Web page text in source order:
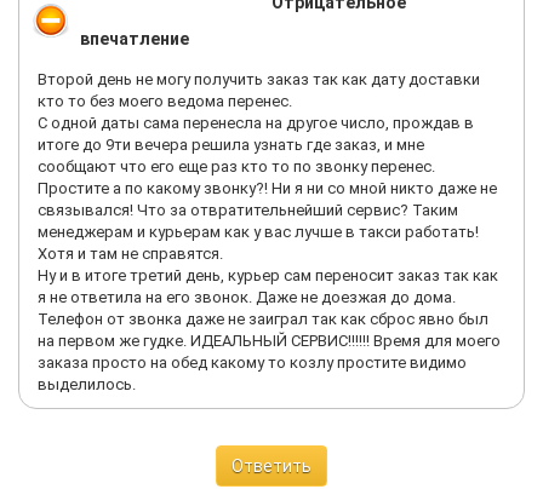
применении контрольно-кассовой техники при
осуществлении наличных денежных расчетов и расчетов с
№266 от 2004 г. , от продавца был получен категорический
отказ. Замечания покупателя,
что возврат товара будет произведен всего за несколько
дней до нового года а поступление денег на счет покупателя
только в середине января 2020 года, а подарок нужен к
Новому Году. остались без внимания. Более того обещания
менеджеров продавца, что возможно через несколько дней
после совещания у руководства компании они обязательно
позвонят покупателю и сообщат о принятом решении
остались не выполненными.
ППродавец нацелен только на получение прибыли любым
способом, даже и путем введения покупателя в заблуждение.
В дальнейшем не принимает никаких мер для урегулирования
конфликта и исправления своих ошибок.
Хуже чем интернет магазин Технопарк я никогда не встречал...
Перед покупателем даже не извинились.
впечатление
Второй день не могу получить заказ так как дату доставки
кто то без моего ведома перенес.
С одной даты сама перенесла на другое число, прождав в
итоге до 9ти вечера решила узнать где заказ, и мне
сообщают что его еще раз кто то по звонку перенес.
Простите а по какому звонку?! Ни я ни со мной никто даже не
связывался! Что за отвратительнейший сервис? Таким
менеджерам и курьерам как у вас лучше в такси работать!
Хотя и там не справятся.
Ну и в итоге третий день, курьер сам переносит заказ так как
я не ответила на его звонок. Даже не доезжая до дома.
Телефон от звонка даже не заиграл так как сброс явно был
на первом же гудке. ИДЕАЛЬНЫЙ СЕРВИС!!!!!! Время для моего
заказа просто на обед какому то козлу простите видимо
выделилось.
Ответить